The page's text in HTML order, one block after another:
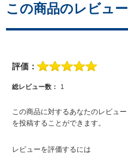
この商品のレビュー
評価：
総レビュー数： 1
この商品に対するあなたのレビュー
を投稿することができます。
レビューを評価するには